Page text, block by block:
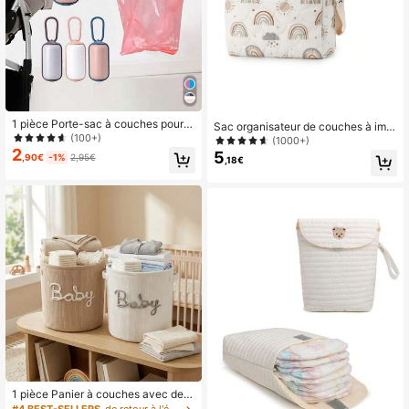
1 pièce Porte-sac à couches pour b
ébé, sac organisateur de couches p
our les voyages de bébé
(100+)
2,90€ -1% 2,95€
1 pièce Panier à couches avec desi
Sac organisateur de couches à impr
imé coréen style INS, sac de range
ment suspendu pour fournitures de
change de bébé
(1000+)
5 ,18€